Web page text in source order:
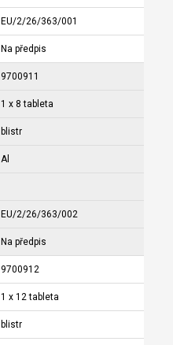
EU/2/26/363/001
Na předpis
9700911
1 x 8 tableta
blistr
Al
EU/2/26/363/002
Na předpis
9700912
1 x 12 tableta
blistr